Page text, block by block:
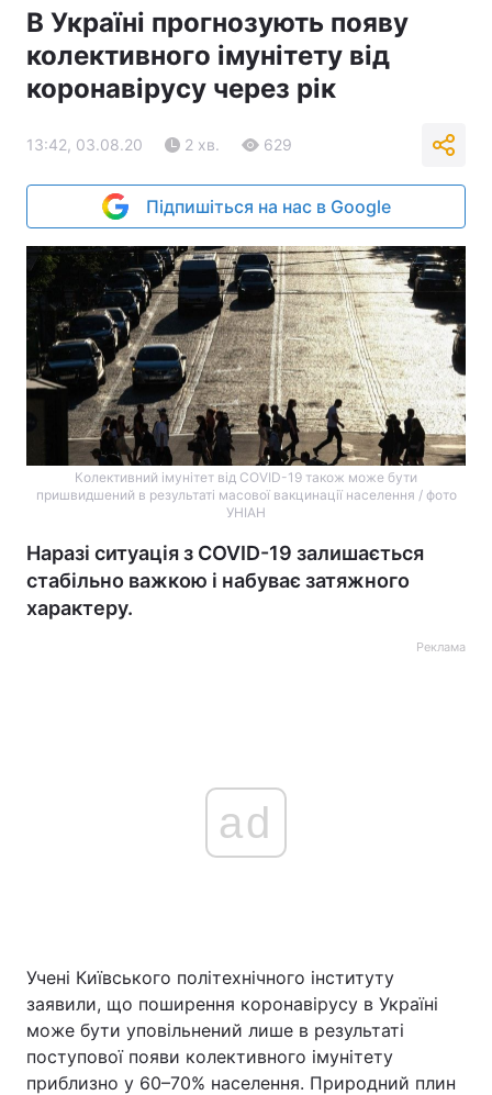
В Україні прогнозують появу
колективного імунітету від
коронавірусу через рік
13:42, 03.08.20 2 хв. 629
Підпишіться на нас в Google
Колективний імунітет від COVID-19 також може бути
пришвидшений в результаті масової вакцинації населення / фото
УНІАН
Наразі ситуація з COVID-19 залишається
стабільно важкою і набуває затяжного
характеру.
Реклама
ad
Учені Київського політехнічного інституту
заявили, що поширення коронавірусу в Україні
може бути уповільнений лише в результаті
поступової появи колективного імунітету
приблизно у 60–70% населення. Природний плин